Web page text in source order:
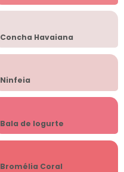
Concha Havaiana
Ninfeia
Bala de Iogurte
Bromélia Coral